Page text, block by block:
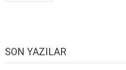
SON YAZILAR